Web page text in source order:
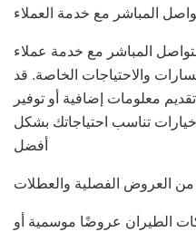
المباشر مع خدمة العملاء
المباشر مع خدمة عملاء
والاحتياجات الخاصة. قد
معلومات إضافية أو توفير
تناسب احتياجاتك بشكل
أفضل
من العروض الفصلية والعطلات
الطيران عروضًا موسمية أو